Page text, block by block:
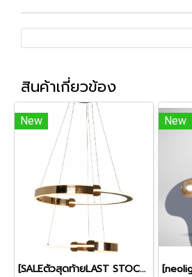
สินค้าเกี่ยวข้อง
New
[SALEตัวสุดท้ายLAST STOCK]โคมไฟสลิง 2 ห่วง รุ่น A010100100
New